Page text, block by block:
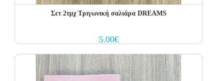
Σετ 2τμχ Τριγωνική σαλιάρα DREAMS
5.00€